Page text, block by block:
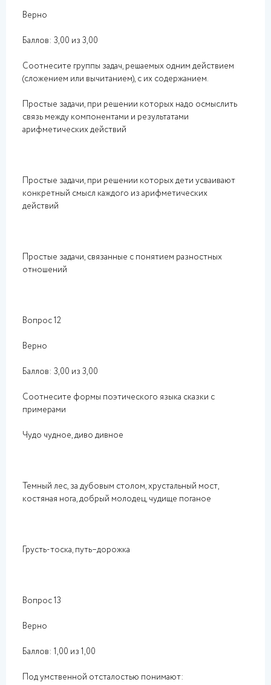
Верно
Баллов: 3,00 из 3,00
Соотнесите группы задач, решаемых одним действием
(сложением или вычитанием), с их содержанием.
Простые задачи, при решении которых надо осмыслить
связь между компонентами и результатами
арифметических действий
Простые задачи, при решении которых дети усваивают
конкретный смысл каждого из арифметических
действий
Простые задачи, связанные с понятием разностных
отношений
Вопрос 12
Верно
Баллов: 3,00 из 3,00
Соотнесите формы поэтического языка сказки с
примерами
Чудо чудное, диво дивное
Темный лес, за дубовым столом, хрустальный мост,
костяная нога, добрый молодец, чудище поганое
Грусть-тоска, путь–дорожка
Вопрос 13
Верно
Баллов: 1,00 из 1,00
Под умственной отсталостью понимают: